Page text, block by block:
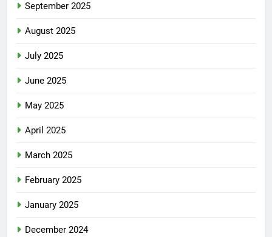
September 2025
August 2025
July 2025
June 2025
May 2025
April 2025
March 2025
February 2025
January 2025
December 2024